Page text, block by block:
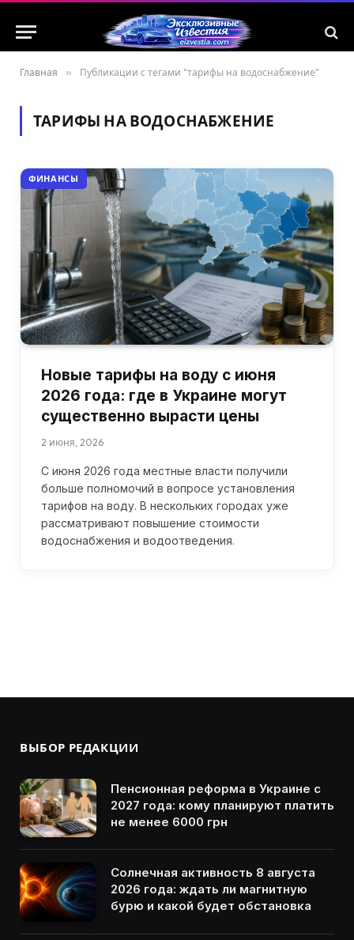
Главная » Публикации с тегами "тарифы на водоснабжение"
ТАРИФЫ НА ВОДОСНАБЖЕНИЕ
ФИНАНСЫ
Новые тарифы на воду с июня
2026 года: где в Украине могут
существенно вырасти цены
2 июня, 2026
С июня 2026 года местные власти получили
больше полномочий в вопросе установления
тарифов на воду. В нескольких городах уже
рассматривают повышение стоимости
водоснабжения и водоотведения.
ВЫБОР РЕДАКЦИИ
Пенсионная реформа в Украине с
2027 года: кому планируют платить
не менее 6000 грн
Солнечная активность 8 августа
2026 года: ждать ли магнитную
бурю и какой будет обстановка